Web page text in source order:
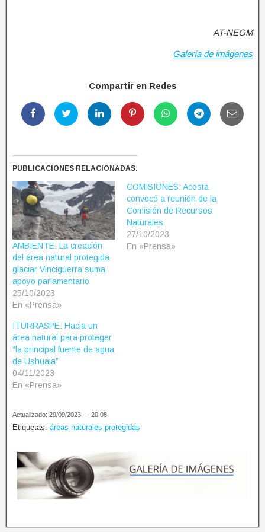
AT-NEGM
Galería de imágenes
Compartir en Redes
PUBLICACIONES RELACIONADAS:
AMBIENTE: La creación
del área natural protegida
glaciar Vinciguerra suma
apoyo parlamentario
25/10/2023
En «Prensa»
COMISIONES: Acosta
convocó a reunión de la
Comisión de Recursos
Naturales
27/10/2023
En «Prensa»
ITURRASPE: Hacia un
área natural para proteger
“la principal fuente de agua
de Ushuaia”
04/11/2023
En «Prensa»
Actualizado: 29/09/2023 — 20:08
Etiquetas: áreas naturales protegidas